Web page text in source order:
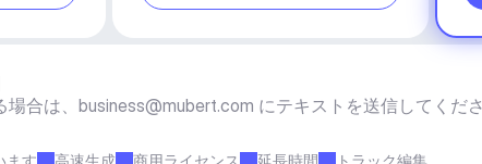
合は、 business@mubert.com にテキストを送信してくださ
ます 高速生成 商用ライセンス 延長時間 トラック編集